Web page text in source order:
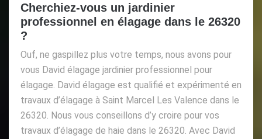
Cherchiez-vous un jardinier
professionnel en élagage dans le 26320
?
Ouf, ne gaspillez plus votre temps, nous avons pour
vous David élagage jardinier professionnel pour
élagage. David élagage est qualifié et expérimenté en
travaux d’élagage à Saint Marcel Les Valence dans le
26320. Nous vous conseillons d’y croire pour vos
travaux d’élagage de haie dans le 26320. Avec David